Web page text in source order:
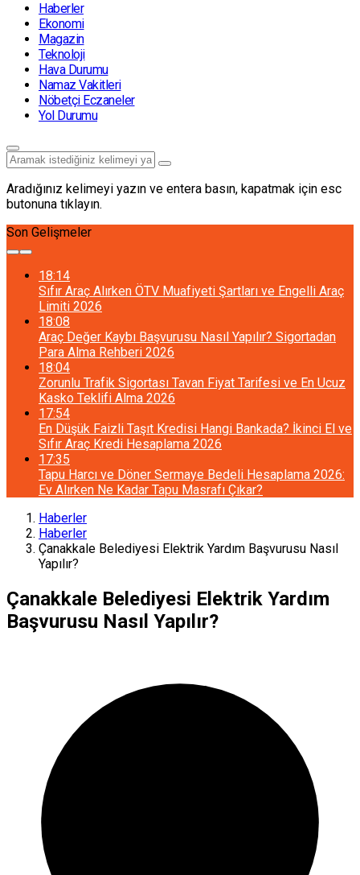
Haberler
Ekonomi
Magazin
Teknoloji
Hava Durumu
Namaz Vakitleri
Nöbetçi Eczaneler
Yol Durumu
Aradığınız kelimeyi yazın ve entera basın, kapatmak için esc
butonuna tıklayın.
Son Gelişmeler
18:14
Sıfır Araç Alırken ÖTV Muafiyeti Şartları ve Engelli Araç
Limiti 2026
18:08
Araç Değer Kaybı Başvurusu Nasıl Yapılır? Sigortadan
Para Alma Rehberi 2026
18:04
Zorunlu Trafik Sigortası Tavan Fiyat Tarifesi ve En Ucuz
Kasko Teklifi Alma 2026
17:54
En Düşük Faizli Taşıt Kredisi Hangi Bankada? İkinci El ve
Sıfır Araç Kredi Hesaplama 2026
17:35
Tapu Harcı ve Döner Sermaye Bedeli Hesaplama 2026:
Ev Alırken Ne Kadar Tapu Masrafı Çıkar?
Haberler
Haberler
Çanakkale Belediyesi Elektrik Yardım Başvurusu Nasıl
Yapılır?
Çanakkale Belediyesi Elektrik Yardım
Başvurusu Nasıl Yapılır?